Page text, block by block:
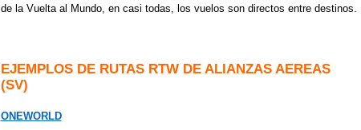
de la Vuelta al Mundo, en casi todas, los vuelos son directos entre destinos.
EJEMPLOS DE RUTAS RTW DE ALIANZAS AEREAS
(SV)
ONEWORLD